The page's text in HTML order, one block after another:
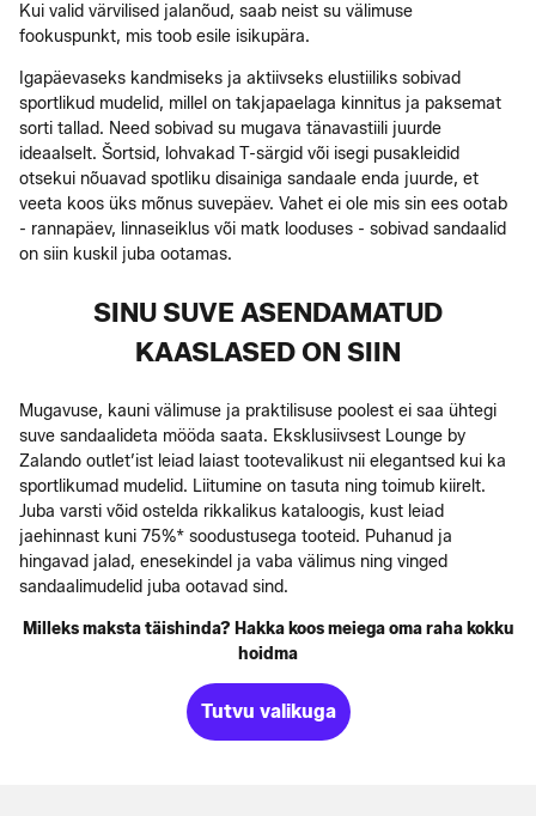
Kui valid värvilised jalanõud, saab neist su välimuse
fookuspunkt, mis toob esile isikupära.
Igapäevaseks kandmiseks ja aktiivseks elustiiliks sobivad
sportlikud mudelid, millel on takjapaelaga kinnitus ja paksemat
sorti tallad. Need sobivad su mugava tänavastiili juurde
ideaalselt. Šortsid, lohvakad T-särgid või isegi pusakleidid
otsekui nõuavad spotliku disainiga sandaale enda juurde, et
veeta koos üks mõnus suvepäev. Vahet ei ole mis sin ees ootab
- rannapäev, linnaseiklus või matk looduses - sobivad sandaalid
on siin kuskil juba ootamas.
SINU SUVE ASENDAMATUD
KAASLASED ON SIIN
Mugavuse, kauni välimuse ja praktilisuse poolest ei saa ühtegi
suve sandaalideta mööda saata. Eksklusiivsest Lounge by
Zalando outlet’ist leiad laiast tootevalikust nii elegantsed kui ka
sportlikumad mudelid. Liitumine on tasuta ning toimub kiirelt.
Juba varsti võid ostelda rikkalikus kataloogis, kust leiad
jaehinnast kuni 75%* soodustusega tooteid. Puhanud ja
hingavad jalad, enesekindel ja vaba välimus ning vinged
sandaalimudelid juba ootavad sind.
Milleks maksta täishinda? Hakka koos meiega oma raha kokku
hoidma
Tutvu valikuga